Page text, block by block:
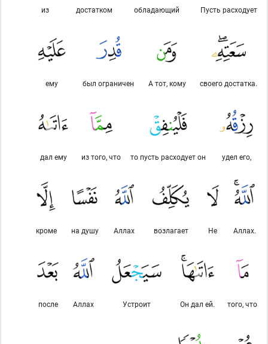
(кормилица). Пусть расходует
обладающий
достатком
из
своего достатка.
А тот, кому
был ограничен
ему
удел его,
то пусть расходует он
из того, что
дал ему
Аллах.
Не
возлагает
Аллах
на душу
кроме
того, что
Он дал ей.
Устроит
Аллах
после